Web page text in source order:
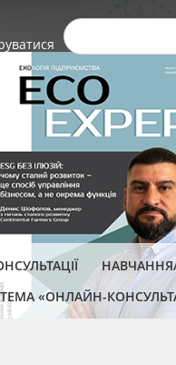
НАВЧАННЯ/
«ОНЛАЙН-